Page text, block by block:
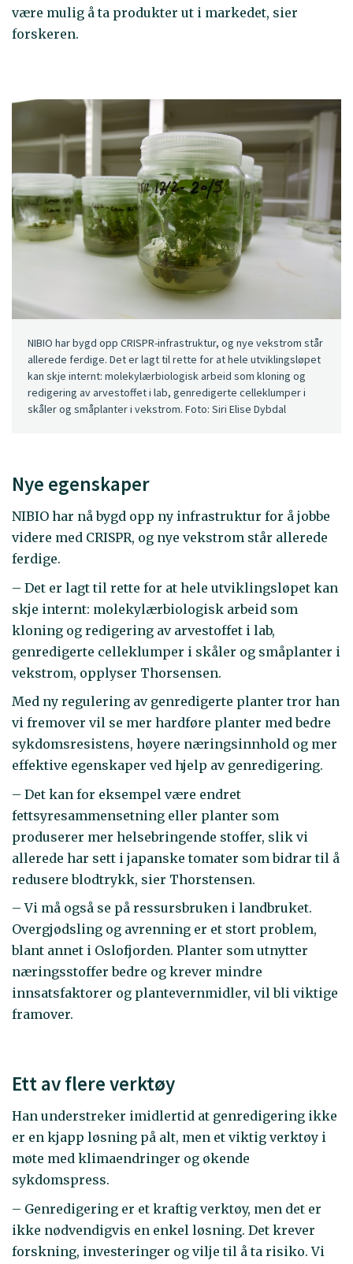
være mulig å ta produkter ut i markedet, sier
forskeren.
NIBIO har bygd opp CRISPR-infrastruktur, og nye vekstrom står
allerede ferdige. Det er lagt til rette for at hele utviklingsløpet
kan skje internt: molekylærbiologisk arbeid som kloning og
redigering av arvestoffet i lab, genredigerte celleklumper i
skåler og småplanter i vekstrom. Foto: Siri Elise Dybdal
Nye egenskaper
NIBIO har nå bygd opp ny infrastruktur for å jobbe
videre med CRISPR, og nye vekstrom står allerede
ferdige.
– Det er lagt til rette for at hele utviklingsløpet kan
skje internt: molekylærbiologisk arbeid som
kloning og redigering av arvestoffet i lab,
genredigerte celleklumper i skåler og småplanter i
vekstrom, opplyser Thorsensen.
Med ny regulering av genredigerte planter tror han
vi fremover vil se mer hardføre planter med bedre
sykdomsresistens, høyere næringsinnhold og mer
effektive egenskaper ved hjelp av genredigering.
– Det kan for eksempel være endret
fettsyresammensetning eller planter som
produserer mer helsebringende stoffer, slik vi
allerede har sett i japanske tomater som bidrar til å
redusere blodtrykk, sier Thorstensen.
– Vi må også se på ressursbruken i landbruket.
Overgjødsling og avrenning er et stort problem,
blant annet i Oslofjorden. Planter som utnytter
næringsstoffer bedre og krever mindre
innsatsfaktorer og plantevernmidler, vil bli viktige
framover.
Ett av flere verktøy
Han understreker imidlertid at genredigering ikke
er en kjapp løsning på alt, men et viktig verktøy i
møte med klimaendringer og økende
sykdomspress.
– Genredigering er et kraftig verktøy, men det er
ikke nødvendigvis en enkel løsning. Det krever
forskning, investeringer og vilje til å ta risiko. Vi